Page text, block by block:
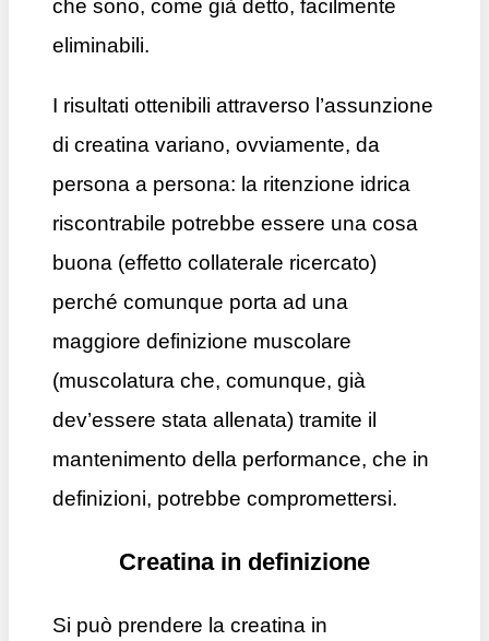
che sono, come già detto, facilmente
eliminabili.
I risultati ottenibili attraverso l’assunzione
di creatina variano, ovviamente, da
persona a persona: la ritenzione idrica
riscontrabile potrebbe essere una cosa
buona (effetto collaterale ricercato)
perché comunque porta ad una
maggiore definizione muscolare
(muscolatura che, comunque, già
dev’essere stata allenata) tramite il
mantenimento della performance, che in
definizioni, potrebbe compromettersi.
Creatina in definizione
Si può prendere la creatina in